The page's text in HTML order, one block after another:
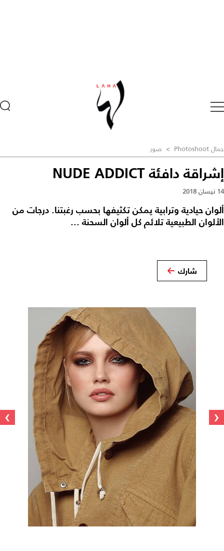
جمال Photoshoot > صور
إشراقة دافئة NUDE ADDICT
14 نيسان 2018
ألوان حيادية وترابية يمكن تكثيفها بحسب رغبتنا. درجات من
الألوان الطبيعية تلائم كل ألوان السحنة ...
شارك
‹
›